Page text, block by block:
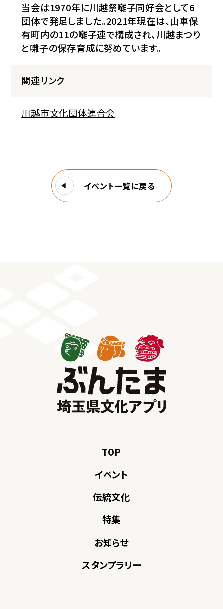
当会は1970年に川越祭囃子同好会として6
団体で発足しました。2021年現在は、山車保
有町内の11の囃子連で構成され、川越まつり
と囃子の保存育成に努めています。
関連リンク
川越市文化団体連合会
イベント一覧に戻る
TOP
イベント
伝統文化
特集
お知らせ
スタンプラリー